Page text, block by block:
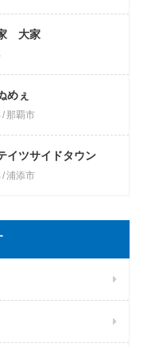
大家
めぇ
那覇市
イツサイドタウン
浦添市